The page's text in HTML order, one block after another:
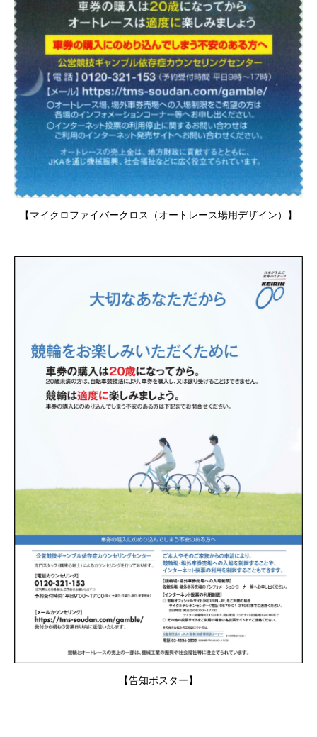
【マイクロファイバークロス（オートレース場用デザイン）】
【告知ポスター】